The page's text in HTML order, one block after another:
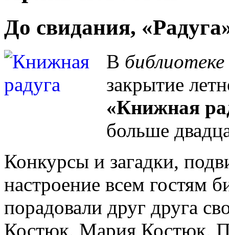
До свидания,
В
закрытие
«Книжная
больше
Конкурсы и загадки,
настроение всем гостям
порадовали друг друга
Костюк, Мария Костюк,